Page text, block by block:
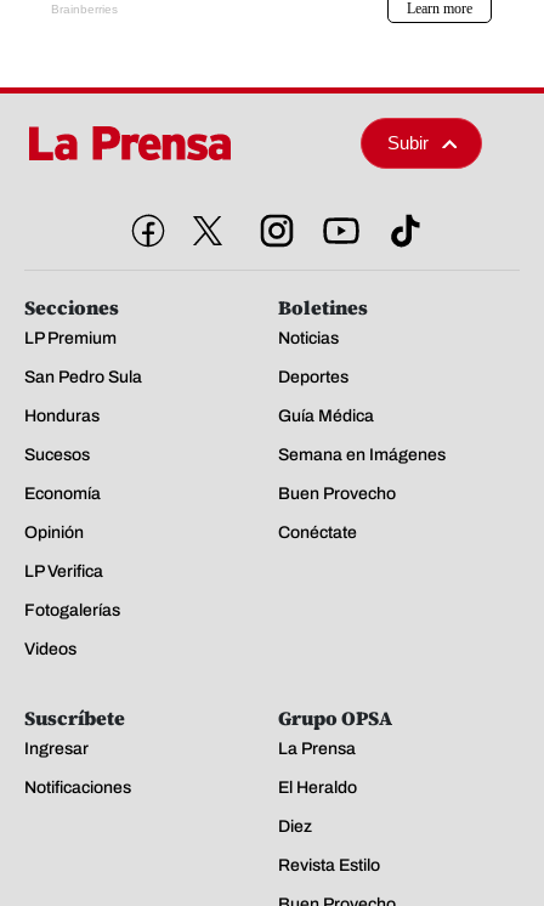
Subir
Secciones
LP Premium
San Pedro Sula
Honduras
Sucesos
Economía
Opinión
LP Verifica
Fotogalerías
Videos
Boletines
Noticias
Deportes
Guía Médica
Semana en Imágenes
Buen Provecho
Conéctate
Suscríbete
Ingresar
Notificaciones
Grupo OPSA
La Prensa
El Heraldo
Diez
Revista Estilo